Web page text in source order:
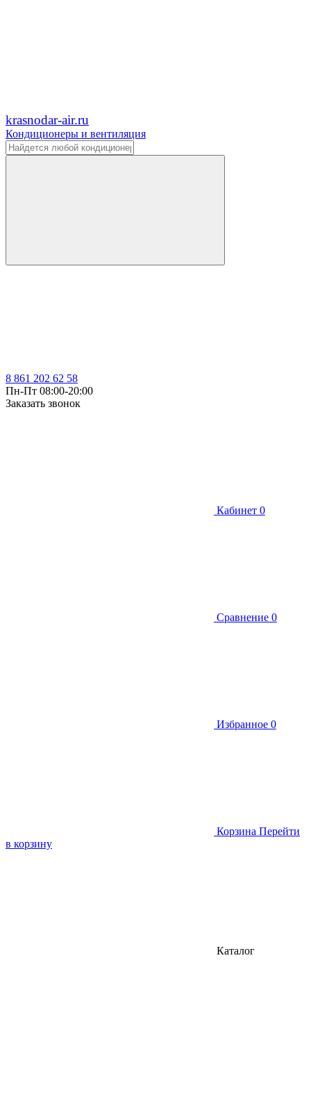
krasnodar-air.ru
Кондиционеры и вентиляция
8 861 202 62 58
Пн-Пт 08:00-20:00
Заказать звонок
Кабинет 0
Сравнение 0
Избранное 0
Корзина Перейти
в корзину
Каталог